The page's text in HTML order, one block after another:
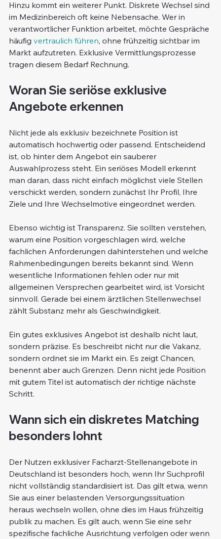
Hinzu kommt ein weiterer Punkt. Diskrete Wechsel sind
im Medizinbereich oft keine Nebensache. Wer in
verantwortlicher Funktion arbeitet, möchte Gespräche
häufig vertraulich führen, ohne frühzeitig sichtbar im
Markt aufzutreten. Exklusive Vermittlungsprozesse
tragen diesem Bedarf Rechnung.
Woran Sie seriöse exklusive
Angebote erkennen
Nicht jede als exklusiv bezeichnete Position ist
automatisch hochwertig oder passend. Entscheidend
ist, ob hinter dem Angebot ein sauberer
Auswahlprozess steht. Ein seriöses Modell erkennt
man daran, dass nicht einfach möglichst viele Stellen
verschickt werden, sondern zunächst Ihr Profil, Ihre
Ziele und Ihre Wechselmotive eingeordnet werden.
Ebenso wichtig ist Transparenz. Sie sollten verstehen,
warum eine Position vorgeschlagen wird, welche
fachlichen Anforderungen dahinterstehen und welche
Rahmenbedingungen bereits bekannt sind. Wenn
wesentliche Informationen fehlen oder nur mit
allgemeinen Versprechen gearbeitet wird, ist Vorsicht
sinnvoll. Gerade bei einem ärztlichen Stellenwechsel
zählt Substanz mehr als Geschwindigkeit.
Ein gutes exklusives Angebot ist deshalb nicht laut,
sondern präzise. Es beschreibt nicht nur die Vakanz,
sondern ordnet sie im Markt ein. Es zeigt Chancen,
benennt aber auch Grenzen. Denn nicht jede Position
mit gutem Titel ist automatisch der richtige nächste
Schritt.
Wann sich ein diskretes Matching
besonders lohnt
Der Nutzen exklusiver Facharzt-Stellenangebote in
Deutschland ist besonders hoch, wenn Ihr Suchprofil
nicht vollständig standardisiert ist. Das gilt etwa, wenn
Sie aus einer belastenden Versorgungssituation
heraus wechseln wollen, ohne dies im Haus frühzeitig
publik zu machen. Es gilt auch, wenn Sie eine sehr
spezifische fachliche Ausrichtung verfolgen oder wenn